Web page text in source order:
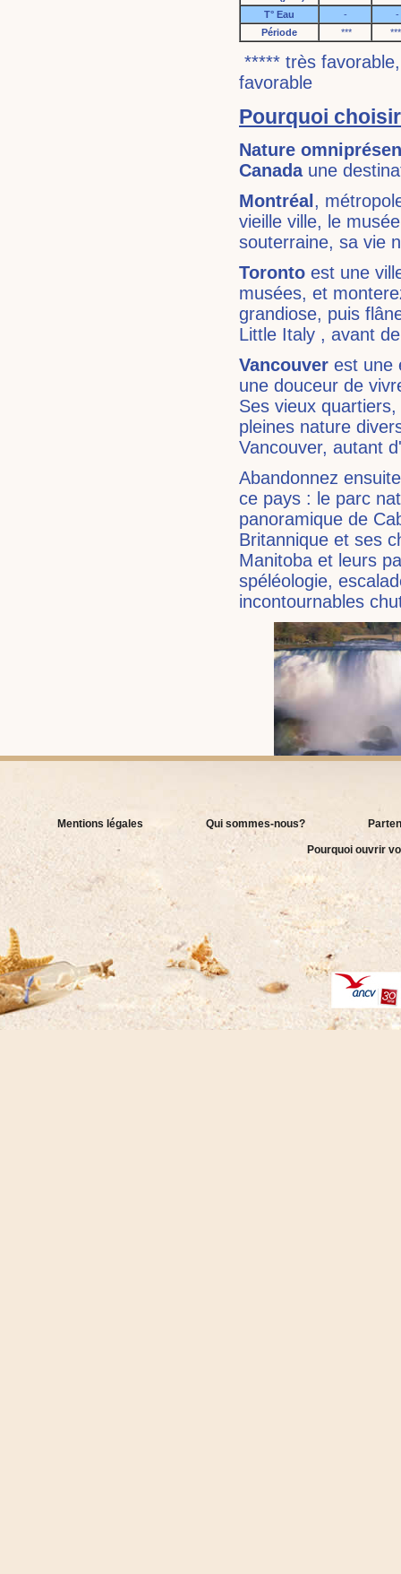
T° Eau
-
-
Période
***
***** très
favorable
Pourquoi
Nature
Canada une
Montréal ,
vieille ville, le
souterraine, sa vie
Toronto est une
musées, et
grandiose, puis
Little Italy , avant
Vancouver est une
une douceur de
Ses vieux
pleines nature
Vancouver, autant
Abandonnez
ce pays : le parc
panoramique de
Britannique et ses
Manitoba et leurs
spéléologie,
incontournables
Mentions légales Qui sommes-nous?
Pourquoi ouvrir